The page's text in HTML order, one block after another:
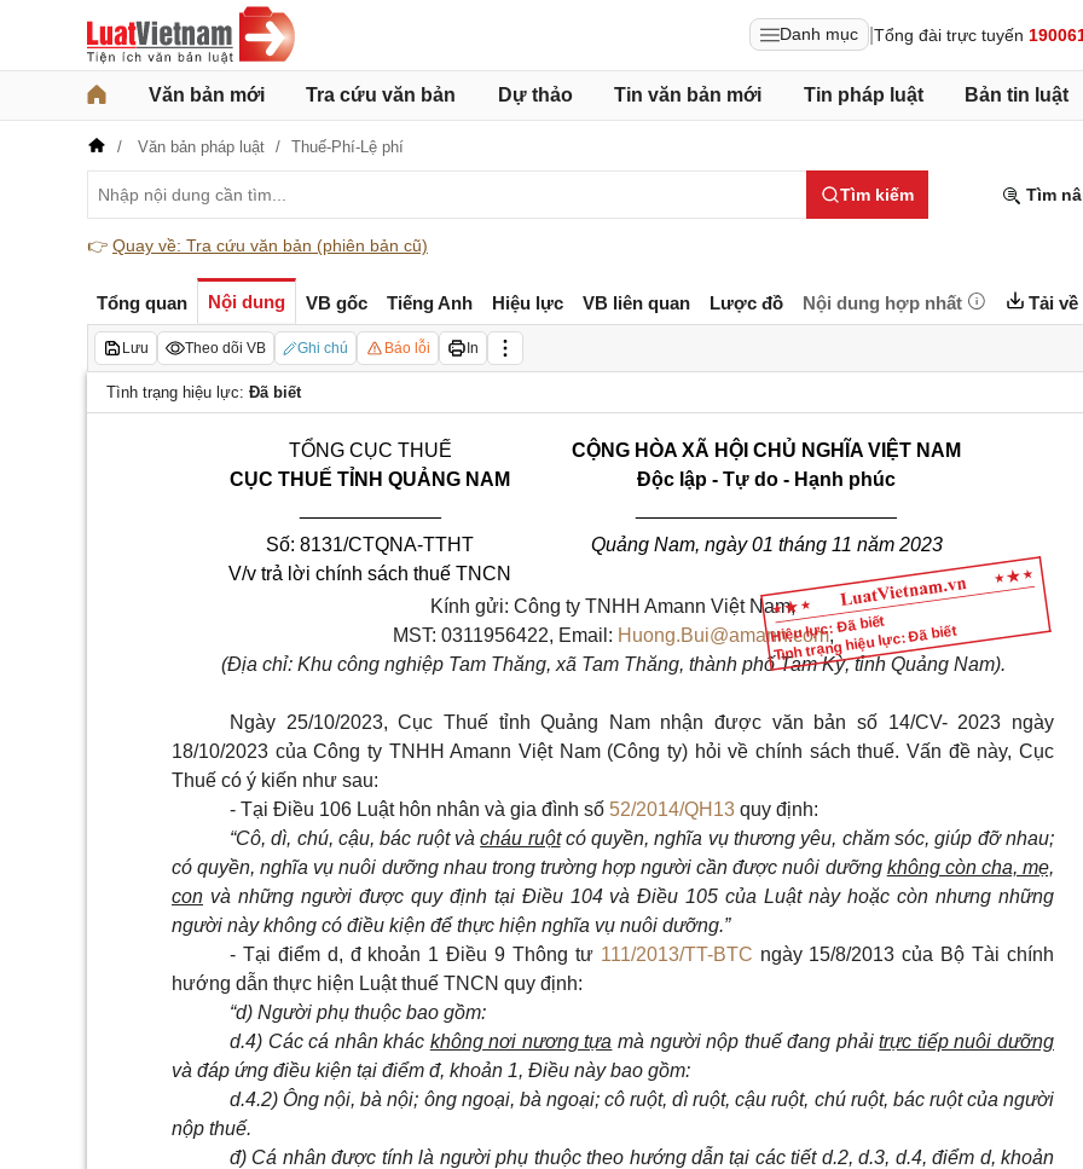
Danh mục Tổng đài trực tuyến
Văn bản mới Tra cứu văn bản Dự thảo Tin văn bản mới Tin pháp luật Bản tin luật
Văn bản pháp luật Thuế-Phí-Lệ phí
Tìm kiếm Tìm
👉 Quay về: Tra cứu văn bản (phiên bản cũ)
Tổng quan Nội dung VB gốc Tiếng Anh Hiệu lực VB liên quan Lược đồ Nội dung hợp nhất Tải về
Lưu Theo dõi VB Ghi chú Báo lỗi In
Tình trạng hiệu lực: Đã biết
Hiệu lực: Đã biết
Tình trạng hiệu lực: Đã biết
TỔNG CỤC THUẾ
CỤC THUẾ TỈNH QUẢNG NAM
Số: 8131/CTQNA-TTHT
V/v trả lời chính sách thuế TNCN
CỘNG HÒA XÃ HỘI CHỦ NGHĨA VIỆT NAM
Độc lập - Tự do - Hạnh phúc
Quảng Nam, ngày01 tháng 11 năm 2023
Kính gửi: Công ty TNHH Amann Việt Nam,
MST: 0311956422, Email: Huong.Bui@amann.com,
(Địa chỉ: Khu công nghiệp Tam Thăng, xã Tam Thăng, thành phố Tam Kỳ, tỉnh Quảng Nam).
Ngày 25/10/2023, Cục Thuế tỉnh Quảng Nam nhận được văn bản số 14/CV- 2023 ngày
18/10/2023 của Công ty TNHH Amann Việt Nam (Công ty) hỏi về chính sách thuế. Vấn đề này, Cục
Thuế có ý kiến như sau:
- Tại Điều 106 Luật hôn nhân và gia đình số 52/2014/QH13 quy định:
“Cô, dì, chú, cậu, bác ruột vàcháu ruộtcó quyền, nghĩa vụ thương yêu, chăm sóc, giúp đỡ nhau;
có quyền, nghĩa vụ nuôi dưỡng nhau trong trường hợp người cần được nuôi dưỡng không còn cha, mẹ,
con và những người được quy định tại Điều 104 và Điều 105 của Luật này hoặc còn nhưng những
người này không có điều kiện để thực hiện nghĩa vụ nuôi dưỡng.”
- Tại điểm d, đ khoản 1 Điều 9 Thông tư 111/2013/TT-BTC ngày 15/8/2013 của Bộ Tài chính
hướng dẫn thực hiện Luật thuế TNCN quy định:
“d) Người phụ thuộc bao gồm:
d.4) Các cá nhân khác không nơi nương tựa mà người nộp thuế đang phảitrực tiếp nuôi dưỡng
và đáp ứng điều kiện tại điểm đ, khoản 1, Điều này bao gồm:
d.4.2) Ông nội, bà nội; ông ngoại, bà ngoại; cô ruột, dì ruột, cậu ruột, chú ruột, bác ruột của người
nộp thuế.
đ) Cá nhân được tính là người phụ thuộc theo hướng dẫn tại các tiết d.2, d.3, d.4, điểm d, khoản